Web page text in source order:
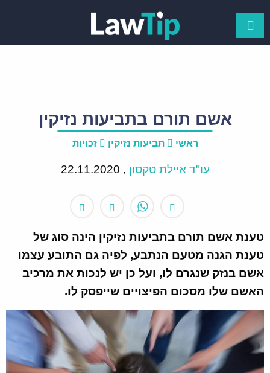
אשם תורם בתביעות נזיקין
ראשי תביעות נזיקין זכויות
עו"ד איילת טקסון ,
22.11.2020
טענת אשם תורם בתביעות נזיקין הינה סוג של
טענת הגנה מטעם הנתבע, לפיה גם התובע עצמו
אשם בנזק שנגרם לו, ועל כן יש לנכות את מרכיב
האשם שלו מסכום הפיצויים שייפסק לו.